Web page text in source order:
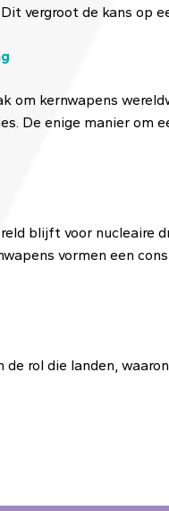
vergroot de kans
om kernwapens
De enige manier om
blijft voor nucleaire
vormen een
rol die landen,